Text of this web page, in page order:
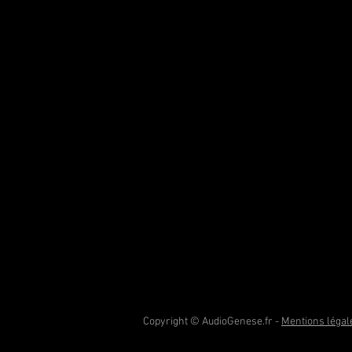
Copyright © AudioGenese.fr - Mentions